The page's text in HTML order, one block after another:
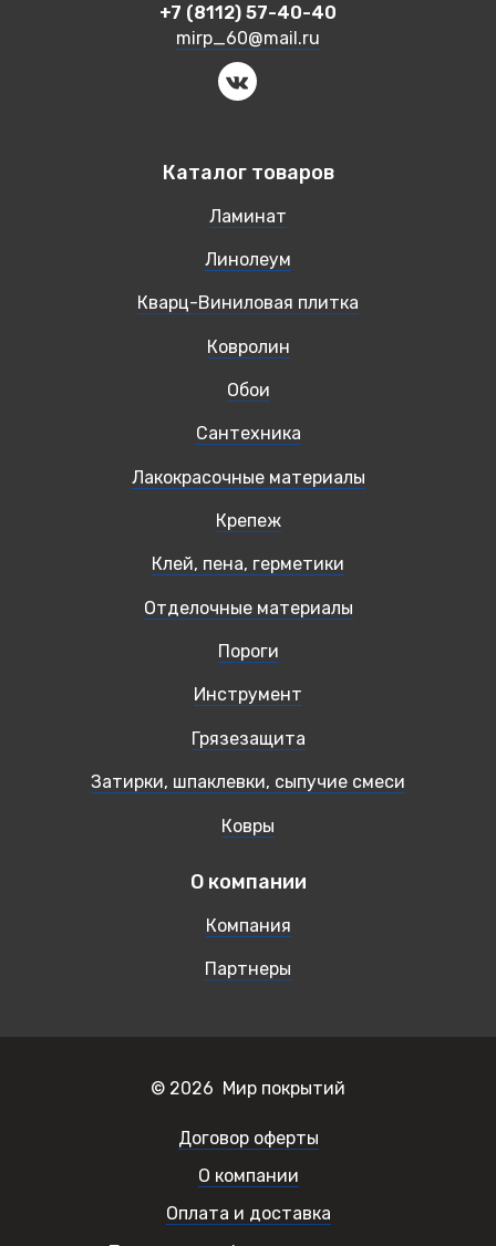
+7 (8112) 57-40-40
mirp_60@mail.ru
Каталог товаров
Ламинат
Линолеум
Кварц-Виниловая плитка
Ковролин
Обои
Сантехника
Лакокрасочные материалы
Крепеж
Клей, пена, герметики
Отделочные материалы
Пороги
Инструмент
Грязезащита
Затирки, шпаклевки, сыпучие смеси
Ковры
О компании
Компания
Партнеры
© 2026 Мир покрытий
Договор оферты
О компании
Оплата и доставка